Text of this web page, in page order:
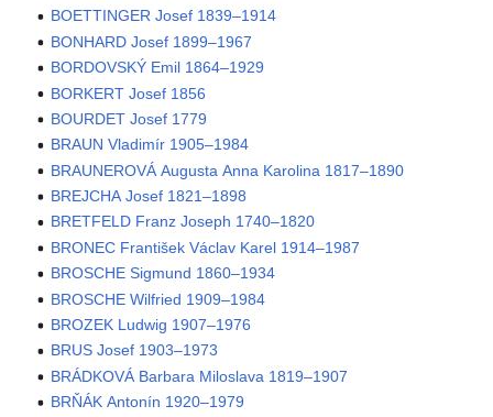
BOETTINGER Josef 1839–1914
BONHARD Josef 1899–1967
BORDOVSKÝ Emil 1864–1929
BORKERT Josef 1856
BOURDET Josef 1779
BRAUN Vladimír 1905–1984
BRAUNEROVÁ Augusta Anna Karolina 1817–1890
BREJCHA Josef 1821–1898
BRETFELD Franz Joseph 1740–1820
BRONEC František Václav Karel 1914–1987
BROSCHE Sigmund 1860–1934
BROSCHE Wilfried 1909–1984
BROZEK Ludwig 1907–1976
BRUS Josef 1903–1973
BRÁDKOVÁ Barbara Miloslava 1819–1907
BRŇÁK Antonín 1920–1979